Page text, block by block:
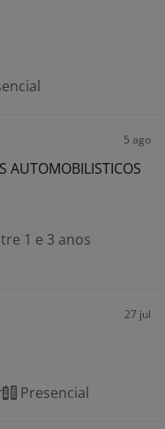
5 ago
AUTOMOBILISTICOS
1 e 3 anos
27 jul
Presencial